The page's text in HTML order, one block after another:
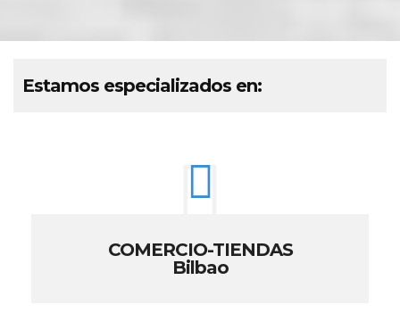
Estamos especializados en:
COMERCIO-TIENDAS
Bilbao